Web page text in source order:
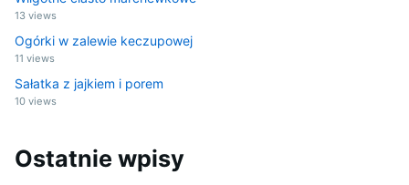
13 views
Ogórki w zalewie keczupowej
11 views
Sałatka z jajkiem i porem
10 views
Ostatnie wpisy